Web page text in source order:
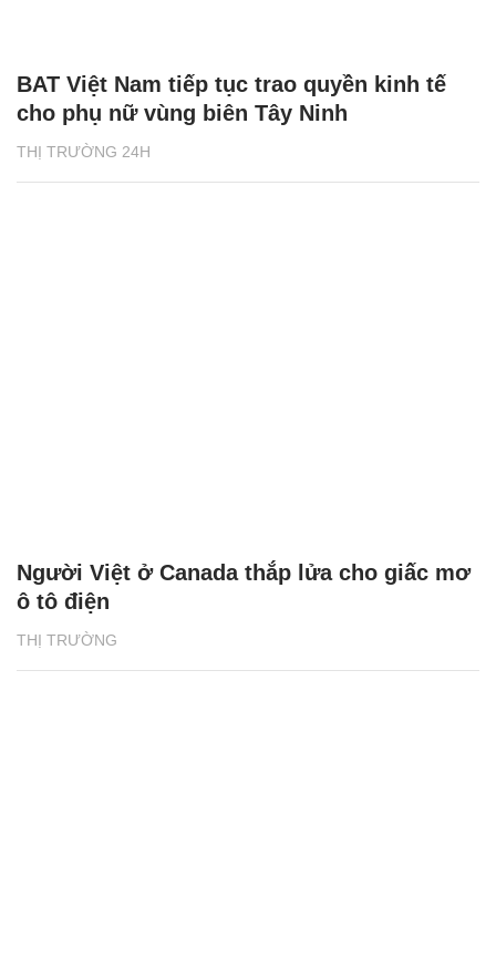
THỊ TRƯỜNG 24H
BAT Việt Nam tiếp tục trao quyền kinh tế
cho phụ nữ vùng biên Tây Ninh
THỊ TRƯỜNG
Người Việt ở Canada thắp lửa cho giấc mơ
ô tô điện